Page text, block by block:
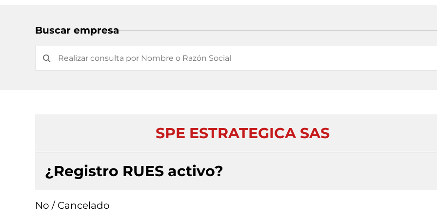
Buscar empresa
SPE ESTRATEGICA SAS
¿Registro RUES activo?
No / Cancelado